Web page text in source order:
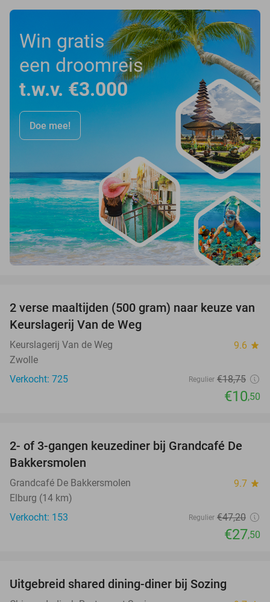
Win gratis
een droomreis
t.w.v. €3.000
Doe mee!
44%
2 verse maaltijden (500 gram) naar keuze van
Keurslagerij Van de Weg
Keurslagerij Van de Weg 9.6 star
Zwolle
Verkocht: 725
Regulier €18,75
€10,50
42%
2- of 3-gangen keuzediner bij Grandcafé De
Bakkersmolen
Grandcafé De Bakkersmolen 9.7 star
Elburg (14 km)
Verkocht: 153
Regulier €47,20
€27,50
Uitgebreid shared dining-diner bij Sozing